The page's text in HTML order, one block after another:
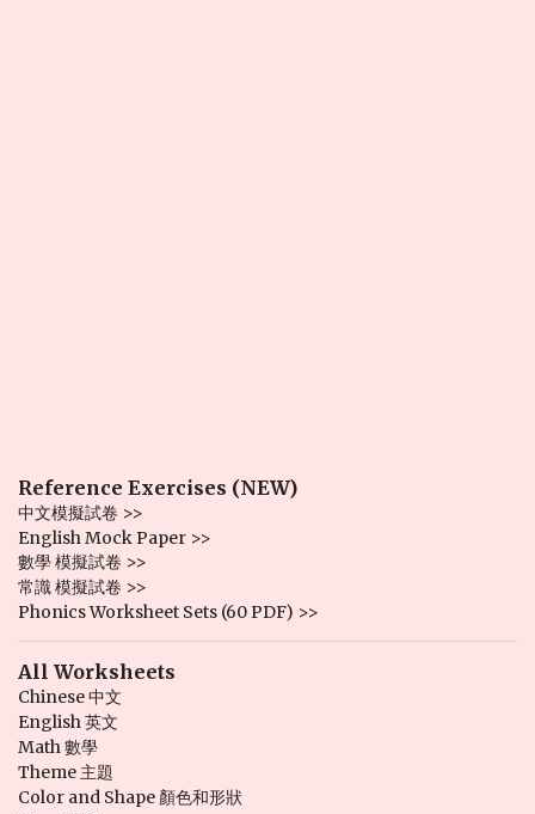
Reference Exercises (NEW)
中文模擬試卷 >>
English Mock Paper >>
數學 模擬試卷 >>
常識 模擬試卷 >>
Phonics Worksheet Sets (60 PDF) >>
All Worksheets
Chinese 中文
English 英文
Math 數學
Theme 主題
Color and Shape 顏色和形狀